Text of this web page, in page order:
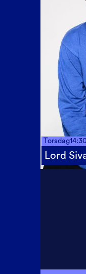
Torsdag14:30
Lord